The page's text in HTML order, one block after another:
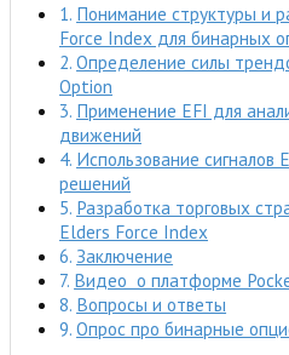
Понимание структуры и
Force Index для бинарных
Определение силы
Option
Применение EFI для
движений
Использование сигналов
решений
Разработка торговых
Elders Force Index
Заключение
Видео о платформе
Вопросы и ответы
Опрос про бинарные